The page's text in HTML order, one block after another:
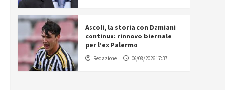
Ascoli, la storia con Damiani
continua: rinnovo biennale
per l’ex Palermo
Redazione 06/08/2026 17:37